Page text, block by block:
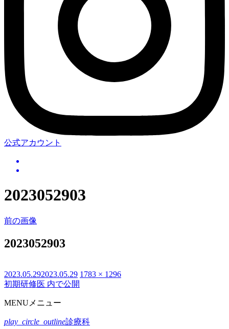
公式アカウント
2023052903
前の画像
2023052903
投
稿
2023.05.292023.05.29 フ
ズ
1783 × 1296
投
稿
ナ
初期研修医 内で公開
MENU メニュー
play_circle_outline診療科